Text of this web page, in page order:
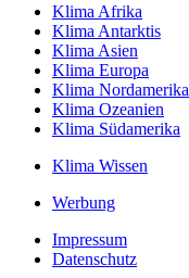
Klima Afrika
Klima Antarktis
Klima Asien
Klima Europa
Klima Nordamerika
Klima Ozeanien
Klima Südamerika
Klima Wissen
Werbung
Impressum
Datenschutz